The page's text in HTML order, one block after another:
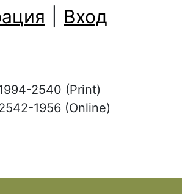
Вход
2540 (Print)
1956 (Online)